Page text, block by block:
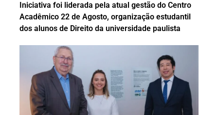
Iniciativa foi liderada pela atual gestão do Centro
Acadêmico 22 de Agosto, organização estudantil
dos alunos de Direito da universidade paulista